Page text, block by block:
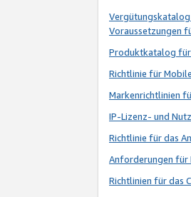
Voraussetzungen
Produktkatalog
Richtlinie für
Markenrichtlinien
IP-Lizenz- und
Richtlinie für das
Anforderungen für
Richtlinien für das